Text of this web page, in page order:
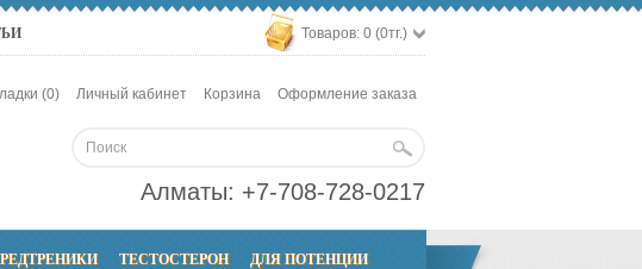
Товаров: 0 (0тг.)
(0) Личный кабинет Корзина Оформление заказа
Алматы: +7-708-728-0217
ТЕСТОСТЕРОН ДЛЯ ПОТЕНЦИИ